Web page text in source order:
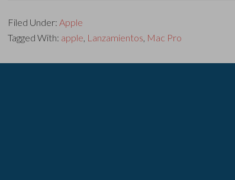
Filed Under: Apple
Tagged With: apple, Lanzamientos, Mac Pro